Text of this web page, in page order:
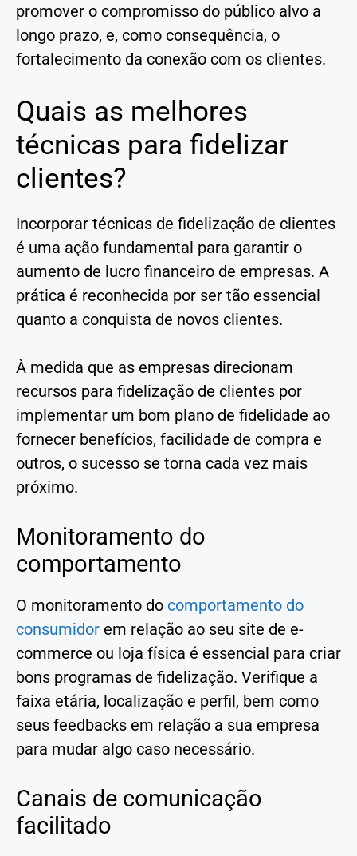
promover o compromisso do público alvo a
longo prazo, e, como consequência, o
fortalecimento da conexão com os clientes.
Quais as melhores
técnicas para fidelizar
clientes?
Incorporar técnicas de fidelização de clientes
é uma ação fundamental para garantir o
aumento de lucro financeiro de empresas. A
prática é reconhecida por ser tão essencial
quanto a conquista de novos clientes.
À medida que as empresas direcionam
recursos para fidelização de clientes por
implementar um bom plano de fidelidade ao
fornecer benefícios, facilidade de compra e
outros, o sucesso se torna cada vez mais
próximo.
Monitoramento do
comportamento
O monitoramento do comportamento do
consumidor em relação ao seu site de e-
commerce ou loja física é essencial para criar
bons programas de fidelização. Verifique a
faixa etária, localização e perfil, bem como
seus feedbacks em relação a sua empresa
para mudar algo caso necessário.
Canais de comunicação
facilitado